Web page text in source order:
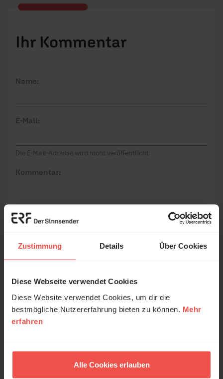
Zustimmung Details Über Cookies
Diese Webseite verwendet Cookies
Diese Website verwendet Cookies, um dir die
bestmögliche Nutzererfahrung bieten zu können. Mehr
erfahren
Alle Cookies erlauben
Ihr Kommentar
Name:
E-Mail:
Die E-Mail-Adresse wird nicht veröffentlicht.
Kommentar:
Meinen Kommentar nicht öffentlich teilen.
Ich bin damit einverstanden, dass meine Angaben
anonymisiert erfasst und zum Zweck der
ausgewertet werden. Es erfolgt keine Weitergabe
Datenschutzerklärung.
Alle Kommentare werden redaktionell geprüft. Wir behalten